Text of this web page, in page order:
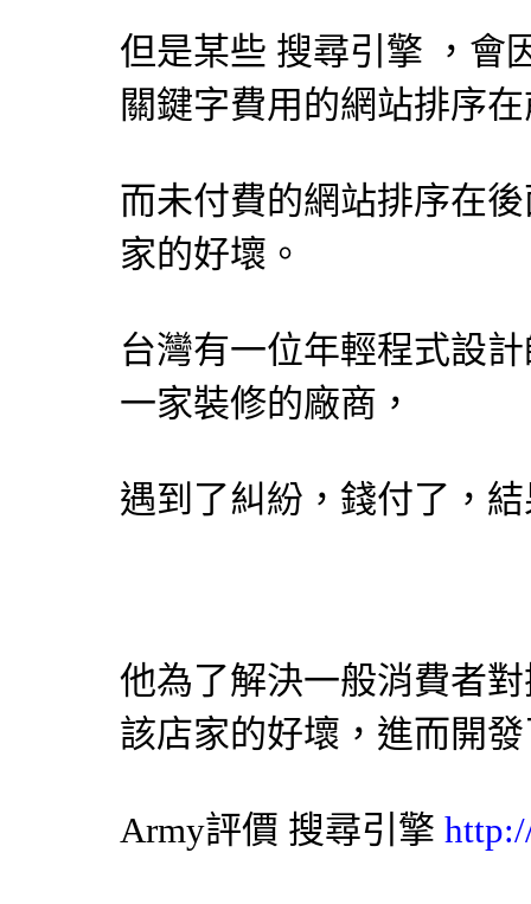
但是某些 搜尋引擎 ，會
關鍵字費用的網站排序
而未付費的網站排序在
家的好壞。
台灣有一位年輕程式設
一家裝修的廠商，
遇到了糾紛，錢付了，
他為了解決一般消費者
該店家的好壞，進而開
Army評價 搜尋引擎